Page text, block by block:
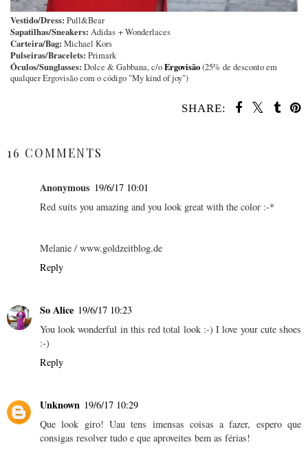
Vestido/Dress: Pull&Bear
Sapatilhas/Sneakers: Adidas + Wonderlaces
Carteira/Bag: Michael Kors
Pulseiras/Bracelets: Primark
Óculos/Sunglasses: Dolce & Gabbana, c/oErgovisão(25% de desconto em
qualquer Ergovisão com o código "My kind of joy")
SHARE:
16 COMMENTS
Anonymous 19/6/17 10:01
Red suits you amazing and you look great with the color :-*
Melanie / www.goldzeitblog.de
Reply
So Alice 19/6/17 10:23
You look wonderful in this red total look :-) I love your cute shoes
:-)
Reply
Unknown 19/6/17 10:29
Que look giro! Uau tens imensas coisas a fazer, espero que
consigas resolver tudo e que aproveites bem as férias!